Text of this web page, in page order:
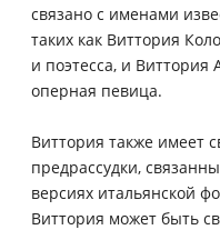
связано с именами
таких как Виттория
и поэтесса, и Виттория
оперная певица.
Виттория также имеет
предрассудки,
версиях итальянской
Виттория может быть